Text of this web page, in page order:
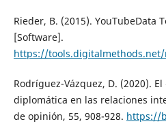
Rieder, B. (2015). YouTubeData
[Software].
https://
Rodríguez-Vázquez, D. (2020).
diplomática en las relaciones
de opinión, 55, 908-928. https://